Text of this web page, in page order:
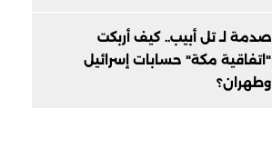
صدمة لـ تل أبيب.. كيف أربكت
"اتفاقية مكة" حسابات إسرائيل
وطهران؟